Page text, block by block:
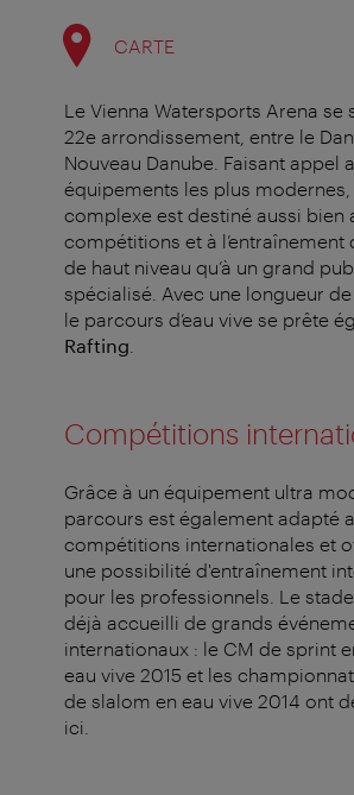
CARTE
Le Vienna Watersports Arena se
22e arrondissement, entre le
Nouveau Danube. Faisant appel
équipements les plus modernes,
complexe est destiné aussi bien
compétitions et à l’entraînement
de haut niveau qu’à un grand
spécialisé. Avec une longueur
le parcours d’eau vive se prête
Rafting
Compétitions
Grâce à un équipement ultra
parcours est également adapté
compétitions internationales et
une possibilité d'entraînement
pour les professionnels. Le
déjà accueilli de grands
internationaux : le CM de sprint
eau vive 2015 et les
de slalom en eau vive 2014 ont
ici.